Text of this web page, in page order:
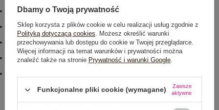
#dekolt:
#zapięcie:
brak
#skład materiału :
95% mikromodal,5% elastan
#sposób prania :
cm, biust 90 cm, talia 62 cm, biodra 94 cm
Dbamy o Twoją prywatność
Sklep korzysta z plików cookie w celu realizacji usług zgodnie z
Polityką dotyczącą cookies. Możesz określić warunki
przechowywania lub dostępu do cookie w Twojej przeglądarce.
Więcej informacji na temat warunków i prywatności można
znaleźć także na stronie Prywatność i warunki Google.
Funkcjonalne pliki cookie (wymagane)
Zawsze
aktywne